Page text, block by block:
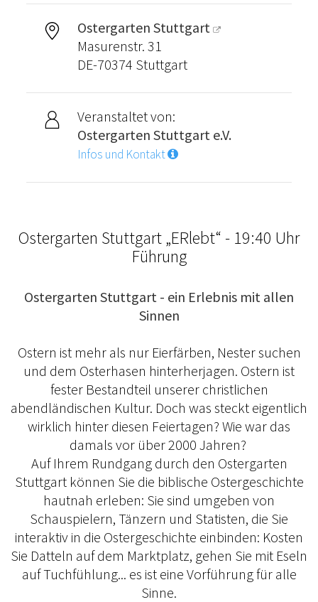
Ostergarten Stuttgart
Masurenstr. 31
DE-70374 Stuttgart
Veranstaltet von:
Ostergarten Stuttgart e.V.
Infos und Kontakt
Ostergarten Stuttgart „ERlebt“ - 19:40 Uhr
Führung
Ostergarten Stuttgart - ein Erlebnis mit allen
Sinnen
Ostern ist mehr als nur Eierfärben, Nester suchen
und dem Osterhasen hinterherjagen. Ostern ist
fester Bestandteil unserer christlichen
abendländischen Kultur. Doch was steckt eigentlich
wirklich hinter diesen Feiertagen? Wie war das
damals vor über 2000 Jahren?
Auf Ihrem Rundgang durch den Ostergarten
Stuttgart können Sie die biblische Ostergeschichte
hautnah erleben: Sie sind umgeben von
Schauspielern, Tänzern und Statisten, die Sie
interaktiv in die Ostergeschichte einbinden: Kosten
Sie Datteln auf dem Marktplatz, gehen Sie mit Eseln
auf Tuchfühlung... es ist eine Vorführung für alle
Sinne.